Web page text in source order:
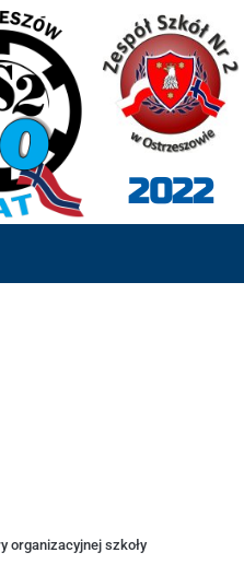
2022
organizacyjnej szkoły